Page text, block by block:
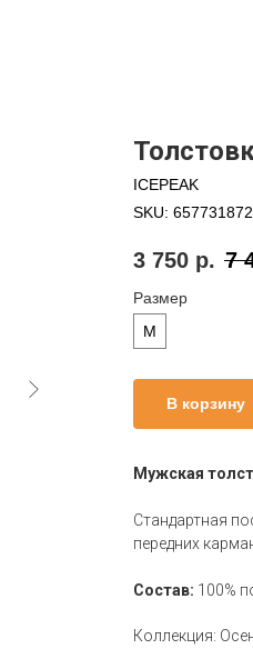
ICEPEAK
SKU:
3 750 р. 7
Размер
M
В корзину
Мужская
Стандартная
передних
Состав: 100%
Коллекция: